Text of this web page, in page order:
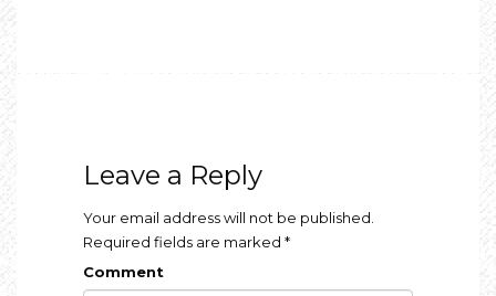
Leave a Reply
Your email address will not be published.
Required fields are marked *
Comment